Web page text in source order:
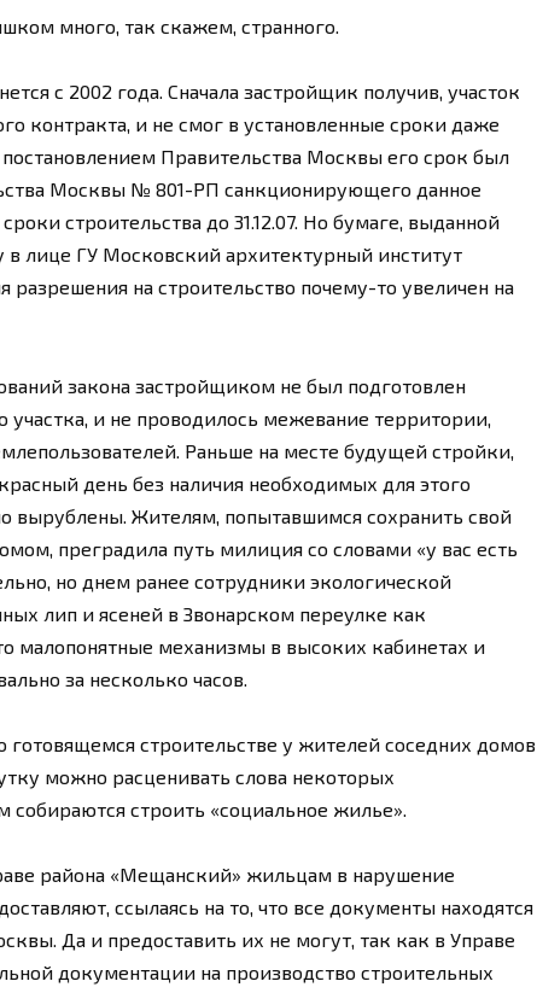
много, так скажем, странного.
с 2002 года. Сначала застройщик получив, участок
контракта, и не смог в установленные сроки даже
Правительства Москвы его срок был
Москвы № 801-РП санкционирующего данное
строительства до 31.12.07. Но бумаге, выданной
лице ГУ Московский архитектурный институт
на строительство почему-то увеличен на
закона застройщиком не был подготовлен
участка, и не проводилось межевание территории,
Раньше на месте будущей стройки,
день без наличия необходимых для этого
вырублены. Жителям, попытавшимся сохранить свой
преградила путь милиция со словами «у вас есть
но днем ранее сотрудники экологической
лип и ясеней в Звонарском переулке как
малопонятные механизмы в высоких кабинетах и
за несколько часов.
строительстве у жителей соседних домов
можно расценивать слова некоторых
собираются строить «социальное жилье».
района «Мещанский» жильцам в нарушение
ссылаясь на то, что все документы находятся
Да и предоставить их не могут, так как в Управе
документации на производство строительных